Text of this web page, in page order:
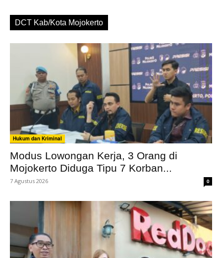
DCT Kab/Kota Mojokerto
Hukum dan Kriminal
Modus Lowongan Kerja, 3 Orang di
Mojokerto Diduga Tipu 7 Korban...
7 Agustus 2026 0